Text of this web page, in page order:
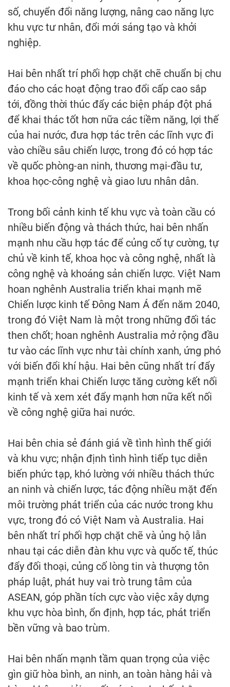
số, chuyển đổi năng lượng, nâng cao năng lực
khu vực tư nhân, đổi mới sáng tạo và khởi
nghiệp.
Hai bên nhất trí phối hợp chặt chẽ chuẩn bị chu
đáo cho các hoạt động trao đổi cấp cao sắp
tới, đồng thời thúc đẩy các biện pháp đột phá
để khai thác tốt hơn nữa các tiềm năng, lợi thế
của hai nước, đưa hợp tác trên các lĩnh vực đi
vào chiều sâu chiến lược, trong đó có hợp tác
về quốc phòng-an ninh, thương mại-đầu tư,
khoa học-công nghệ và giao lưu nhân dân.
Trong bối cảnh kinh tế khu vực và toàn cầu có
nhiều biến động và thách thức, hai bên nhấn
mạnh nhu cầu hợp tác để củng cố tự cường, tự
chủ về kinh tế, khoa học và công nghệ, nhất là
công nghệ và khoáng sản chiến lược. Việt Nam
hoan nghênh Australia triển khai mạnh mẽ
Chiến lược kinh tế Đông Nam Á đến năm 2040,
trong đó Việt Nam là một trong những đối tác
then chốt; hoan nghênh Australia mở rộng đầu
tư vào các lĩnh vực như tài chính xanh, ứng phó
với biến đổi khí hậu. Hai bên cũng nhất trí đẩy
mạnh triển khai Chiến lược tăng cường kết nối
kinh tế và xem xét đẩy mạnh hơn nữa kết nối
về công nghệ giữa hai nước.
Hai bên chia sẻ đánh giá về tình hình thế giới
và khu vực; nhận định tình hình tiếp tục diễn
biến phức tạp, khó lường với nhiều thách thức
an ninh và chiến lược, tác động nhiều mặt đến
môi trường phát triển của các nước trong khu
vực, trong đó có Việt Nam và Australia. Hai
bên nhất trí phối hợp chặt chẽ và ủng hộ lẫn
nhau tại các diễn đàn khu vực và quốc tế, thúc
đẩy đối thoại, củng cố lòng tin và thượng tôn
pháp luật, phát huy vai trò trung tâm của
ASEAN, góp phần tích cực vào việc xây dựng
khu vực hòa bình, ổn định, hợp tác, phát triển
bền vững và bao trùm.
Hai bên nhấn mạnh tầm quan trọng của việc
gìn giữ hòa bình, an ninh, an toàn hàng hải và